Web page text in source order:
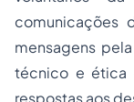
comunicações
mensagens
técnico e ética
respostas aos